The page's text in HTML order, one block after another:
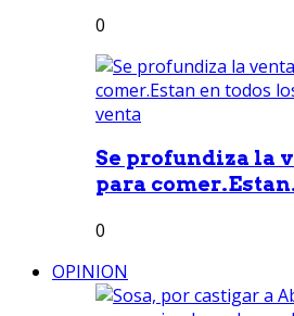
0
Se profundiza la
para
0
OPINION